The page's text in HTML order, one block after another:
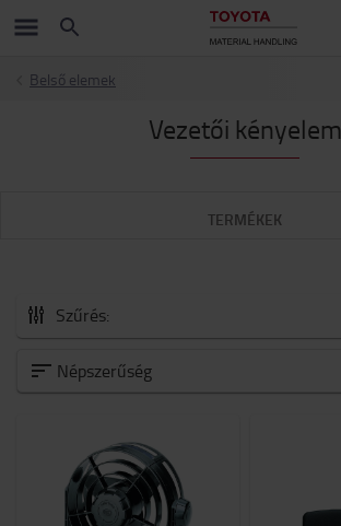
Belső elemek
Vezetői kényelem
TERMÉKEK
Szűrés:
Minden Tartozékok
Villák és villatoldatok
Targonca tartozékok
Biztonság
Népszerűség